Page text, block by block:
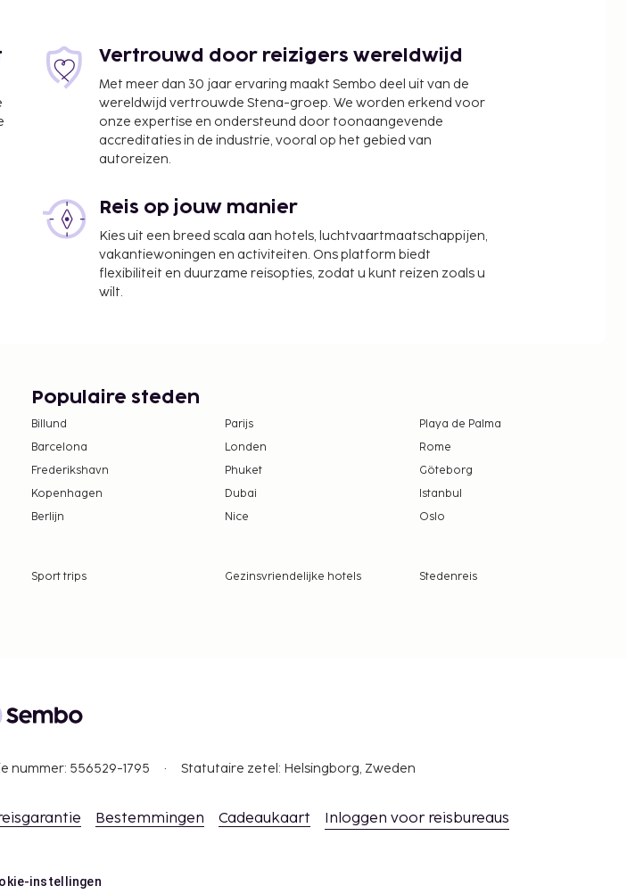
Vertrouwd door reizigers wereldwijd
Met meer dan 30 jaar ervaring maakt Sembo deel uit van de
wereldwijd vertrouwde Stena-groep. We worden erkend voor
onze expertise en ondersteund door toonaangevende
accreditaties in de industrie, vooral op het gebied van
autoreizen.
Reis op jouw manier
Kies uit een breed scala aan hotels, luchtvaartmaatschappijen,
vakantiewoningen en activiteiten. Ons platform biedt
flexibiliteit en duurzame reisopties, zodat u kunt reizen zoals u
wilt.
Populaire steden
Billund Parijs
Playa de Palma
Barcelona
Londen
Rome
Frederikshavn
Phuket
Göteborg
Kopenhagen
Dubai
Istanbul
Berlijn
Nice Oslo
Sport trips Gezinsvriendelijke hotels
Stedenreis
nummer: 556529-1795 Statutaire zetel: Helsingborg, Zweden
Bestemmingen Cadeaukaart Inloggen voor reisbureaus
instellingen